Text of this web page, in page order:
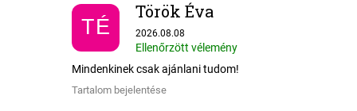
TÉ
Török Éva
Az áruház értékelése 5-ből 5 csillag.
2026.08.08
Ellenőrzött vélemény
Mindenkinek csak ajánlani tudom!
Tartalom bejelentése